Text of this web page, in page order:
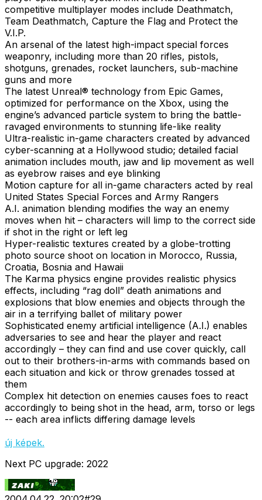
competitive multiplayer modes include Deathmatch,
Team Deathmatch, Capture the Flag and Protect the
V.I.P.
An arsenal of the latest high-impact special forces
weaponry, including more than 20 rifles, pistols,
shotguns, grenades, rocket launchers, sub-machine
guns and more
The latest Unreal® technology from Epic Games,
optimized for performance on the Xbox, using the
engine’s advanced particle system to bring the battle-
ravaged environments to stunning life-like reality
Ultra-realistic in-game characters created by advanced
cyber-scanning at a Hollywood studio; detailed facial
animation includes mouth, jaw and lip movement as well
as eyebrow raises and eye blinking
Motion capture for all in-game characters acted by real
United States Special Forces and Army Rangers
A.I. animation blending modifies the way an enemy
moves when hit – characters will limp to the correct side
if shot in the right or left leg
Hyper-realistic textures created by a globe-trotting
photo source shoot on location in Morocco, Russia,
Croatia, Bosnia and Hawaii
The Karma physics engine provides realistic physics
effects, including “rag doll” death animations and
explosions that blow enemies and objects through the
air in a terrifying ballet of military power
Sophisticated enemy artificial intelligence (A.I.) enables
adversaries to see and hear the player and react
accordingly – they can find and use cover quickly, call
out to their brothers-in-arms with commands based on
each situation and kick or throw grenades tossed at
them
Complex hit detection on enemies causes foes to react
accordingly to being shot in the head, arm, torso or legs
-- each area inflicts differing damage levels
új képek.
Next PC upgrade: 2022